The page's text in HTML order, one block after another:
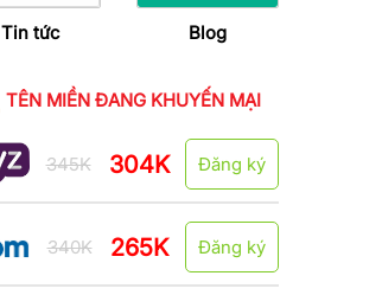
Tin tức Blog
TÊN MIỀN ĐANG KHUYẾN MẠI
345K 304K Đăng ký
340K 265K Đăng ký